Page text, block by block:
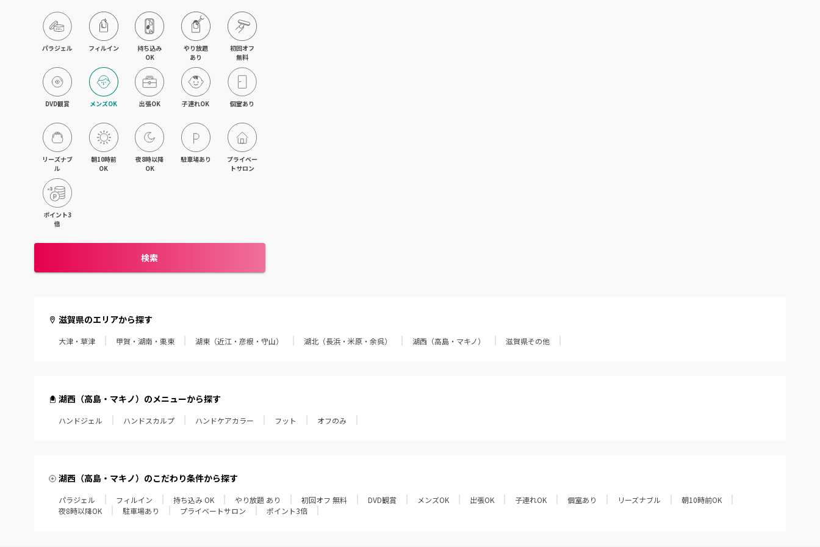
パラジェル フィルイン
持ち込み
OK
やり放題
あり
初回オフ
無料
DVD観賞 メンズOK 出張OK 子連れOK 個室あり
リーズナブ
ル
朝10時前
OK
夜8時以降
OK
駐車場あり
プライベー
トサロン
ポイント3
倍
検索
滋賀県のエリアから探す
大津・草津 甲賀・湖南・栗東 湖東（近江・彦根・守山） 湖北（長浜・米原・余呉） 湖西（高島・マキノ） 滋賀県その他
湖西（高島・マキノ）のメニューから探す
ハンドジェル ハンドスカルプ ハンドケアカラー フット オフのみ
湖西（高島・マキノ）のこだわり条件から探す
パラジェル フィルイン 持ち込み OK やり放題 あり 初回オフ 無料 DVD観賞 メンズOK 出張OK 子連れOK 個室あり リーズナブル
朝10時前OK
夜8時以降OK
駐車場あり プライベートサロン ポイント3倍